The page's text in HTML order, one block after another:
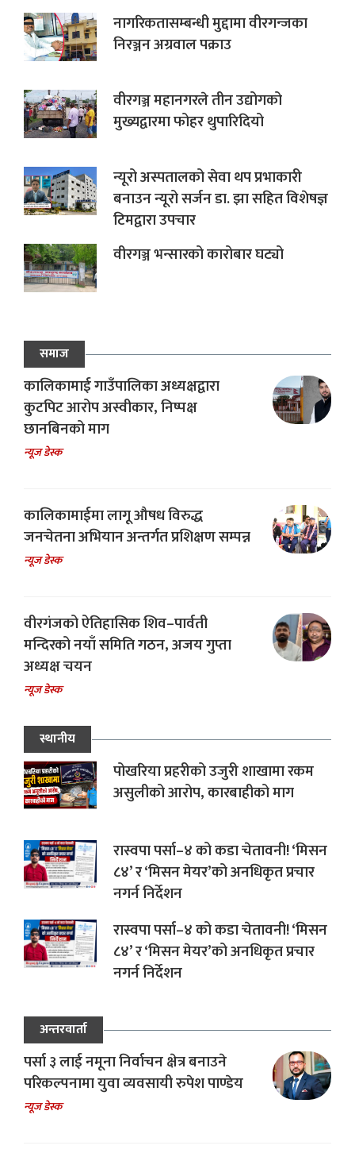
नागरिकतासम्बन्धी मुद्दामा वीरगन्जका
निरञ्जन अग्रवाल पक्राउ
वीरगञ्ज महानगरले तीन उद्योगको
मुख्यद्वारमा फोहर थुपारिदियो
न्यूरो अस्पतालको सेवा थप प्रभाकारी
बनाउन न्यूरो सर्जन डा. झा सहित विशेषज्ञ
टिमद्वारा उपचार
वीरगञ्ज भन्सारको कारोबार घट्यो
समाज
कालिकामाई गाउँपालिका अध्यक्षद्वारा
कुटपिट आरोप अस्वीकार, निष्पक्ष
छानबिनको माग
न्यूज डेस्क
कालिकामाईमा लागू औषध विरुद्ध
जनचेतना अभियान अन्तर्गत प्रशिक्षण सम्पन्न
न्यूज डेस्क
वीरगंजको ऐतिहासिक शिव–पार्वती
मन्दिरको नयाँ समिति गठन, अजय गुप्ता
अध्यक्ष चयन
न्यूज डेस्क
स्थानीय
पोखरिया प्रहरीको उजुरी शाखामा रकम
असुलीको आरोप, कारबाहीको माग
रास्वपा पर्सा–४ को कडा चेतावनी! ‘मिसन
८४’ र ‘मिसन मेयर’को अनधिकृत प्रचार
नगर्न निर्देशन
रास्वपा पर्सा–४ को कडा चेतावनी! ‘मिसन
८४’ र ‘मिसन मेयर’को अनधिकृत प्रचार
नगर्न निर्देशन
अन्तरवार्ता
पर्सा ३ लाई नमूना निर्वाचन क्षेत्र बनाउने
परिकल्पनामा युवा व्यवसायी रुपेश पाण्डेय
न्यूज डेस्क